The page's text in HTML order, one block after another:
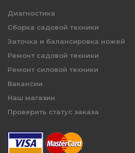
Диагностика
Сборка садовой техники
Заточка и балансировка ножей
Ремонт садовой техники
Ремонт силовой техники
Вакансии
Наш магазин
Проверить статус заказа